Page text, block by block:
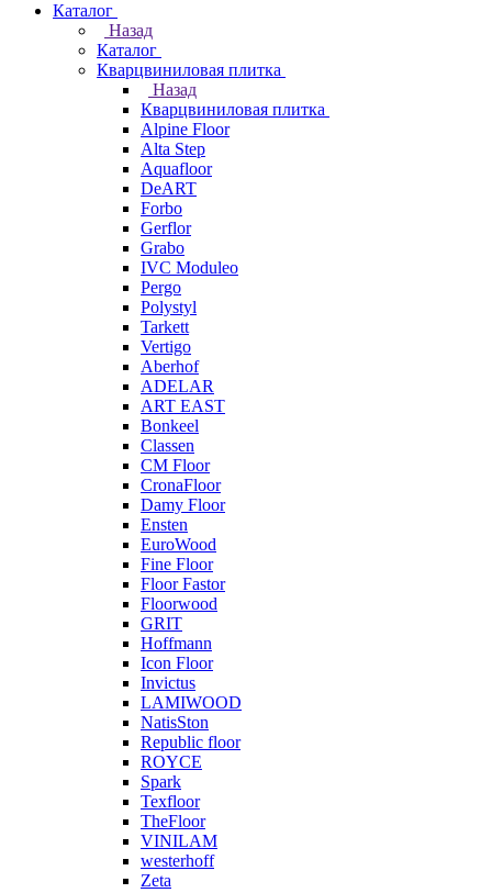
Каталог
Назад
Каталог
Кварцвиниловая плитка
Назад
Кварцвиниловая плитка
Alpine Floor
Alta Step
Aquafloor
DeART
Forbo
Gerflor
Grabo
IVC Moduleo
Pergo
Polystyl
Tarkett
Vertigo
Aberhof
ADELAR
ART EAST
Bonkeel
Classen
CM Floor
CronaFloor
Damy Floor
Ensten
EuroWood
Fine Floor
Floor Fastor
Floorwood
GRIT
Hoffmann
Icon Floor
Invictus
LAMIWOOD
NatisSton
Republic floor
ROYCE
Spark
Texfloor
TheFloor
VINILAM
westerhoff
Zeta